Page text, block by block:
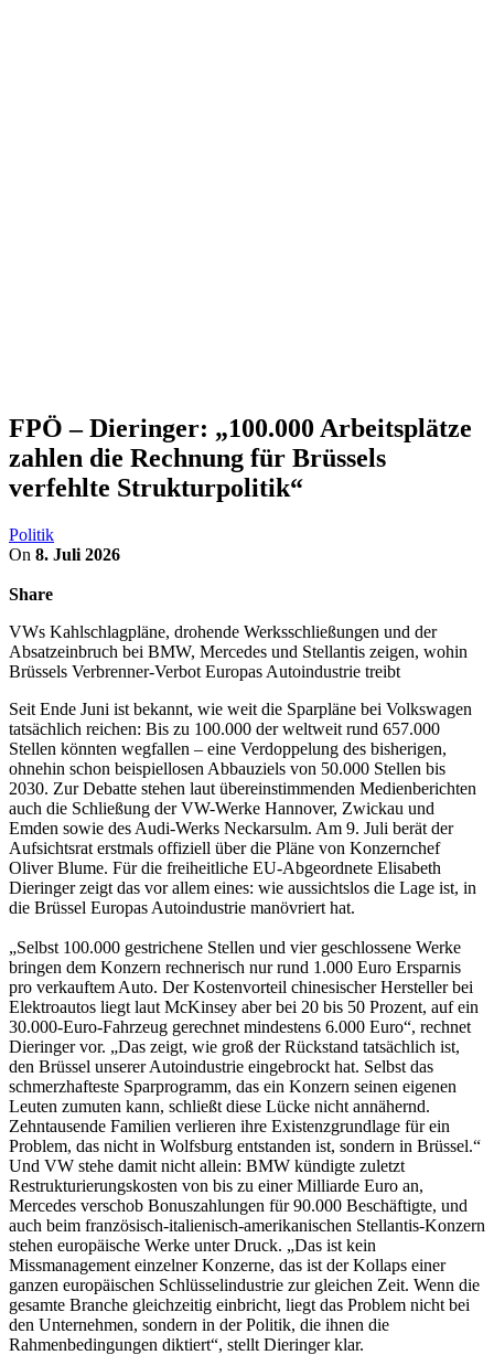
FPÖ – Dieringer: „100.000 Arbeitsplätze
zahlen die Rechnung für Brüssels
verfehlte Strukturpolitik“
Politik
On 8. Juli 2026
Share
VWs Kahlschlagpläne, drohende Werksschließungen und der
Absatzeinbruch bei BMW, Mercedes und Stellantis zeigen, wohin
Brüssels Verbrenner-Verbot Europas Autoindustrie treibt
Seit Ende Juni ist bekannt, wie weit die Sparpläne bei Volkswagen
tatsächlich reichen: Bis zu 100.000 der weltweit rund 657.000
Stellen könnten wegfallen – eine Verdoppelung des bisherigen,
ohnehin schon beispiellosen Abbauziels von 50.000 Stellen bis
2030. Zur Debatte stehen laut übereinstimmenden Medienberichten
auch die Schließung der VW-Werke Hannover, Zwickau und
Emden sowie des Audi-Werks Neckarsulm. Am 9. Juli berät der
Aufsichtsrat erstmals offiziell über die Pläne von Konzernchef
Oliver Blume. Für die freiheitliche EU-Abgeordnete Elisabeth
Dieringer zeigt das vor allem eines: wie aussichtslos die Lage ist, in
die Brüssel Europas Autoindustrie manövriert hat.
„Selbst 100.000 gestrichene Stellen und vier geschlossene Werke
bringen dem Konzern rechnerisch nur rund 1.000 Euro Ersparnis
pro verkauftem Auto. Der Kostenvorteil chinesischer Hersteller bei
Elektroautos liegt laut McKinsey aber bei 20 bis 50 Prozent, auf ein
30.000-Euro-Fahrzeug gerechnet mindestens 6.000 Euro“, rechnet
Dieringer vor. „Das zeigt, wie groß der Rückstand tatsächlich ist,
den Brüssel unserer Autoindustrie eingebrockt hat. Selbst das
schmerzhafteste Sparprogramm, das ein Konzern seinen eigenen
Leuten zumuten kann, schließt diese Lücke nicht annähernd.
Zehntausende Familien verlieren ihre Existenzgrundlage für ein
Problem, das nicht in Wolfsburg entstanden ist, sondern in Brüssel.“
Und VW stehe damit nicht allein: BMW kündigte zuletzt
Restrukturierungskosten von bis zu einer Milliarde Euro an,
Mercedes verschob Bonuszahlungen für 90.000 Beschäftigte, und
auch beim französisch-italienisch-amerikanischen Stellantis-Konzern
stehen europäische Werke unter Druck. „Das ist kein
Missmanagement einzelner Konzerne, das ist der Kollaps einer
ganzen europäischen Schlüsselindustrie zur gleichen Zeit. Wenn die
gesamte Branche gleichzeitig einbricht, liegt das Problem nicht bei
den Unternehmen, sondern in der Politik, die ihnen die
Rahmenbedingungen diktiert“, stellt Dieringer klar.